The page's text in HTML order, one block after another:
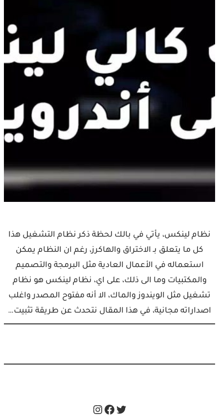
نظام لينكس، يأتي في بالك لحظة ذكر نظام التشغيل هذا
كل ما يتعلق بـ الاختراق والهاكرز، رغم ان النظام يمكن
استعماله في الأعمال العادية مثل البرمجة والتصميم
والمكتبيات وما الى ذلك، على اي، نظام لينكس هو نظام
تشغيل مثل الويندوز والماك، الا أنه مفتوح المصدر واغلب
اصداراته مجانية، في هذا المقال نتحدث عن طريقة تثبيت…
Twitter
Facebook
Instagram